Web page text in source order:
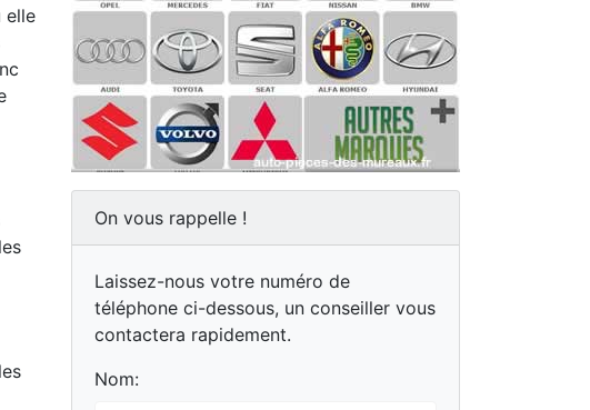
elle
On vous rappelle !
Laissez-nous votre numéro de
téléphone ci-dessous, un conseiller vous
contactera rapidement.
Nom: